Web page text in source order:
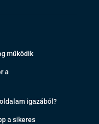
működik
a
igazából?
a sikeres